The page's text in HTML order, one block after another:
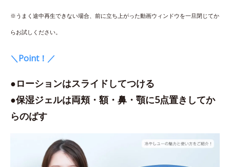
※うまく途中再生できない場合、前に立ち上がった動画ウィンドウを一旦閉じてか
らお試しください。
＼Point！／
●ローションはスライドしてつける
●保湿ジェルは両頬・額・鼻・顎に5点置きしてか
らのばす